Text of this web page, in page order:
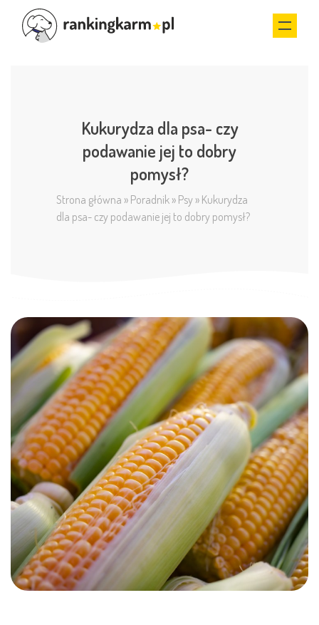
Kukurydza dla psa- czy
podawanie jej to dobry
pomysł?
Strona główna » Poradnik » Psy » Kukurydza
dla psa- czy podawanie jej to dobry pomysł?